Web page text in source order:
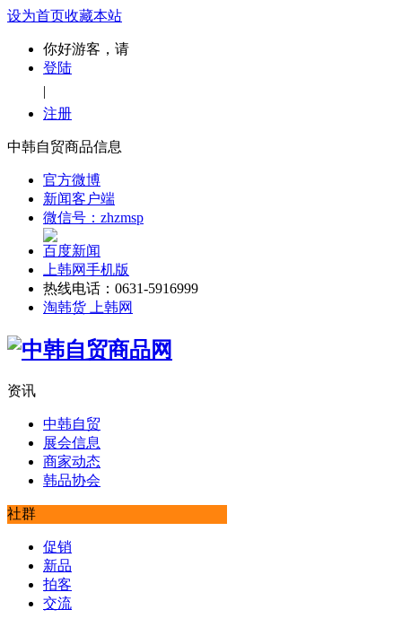
设为首页收藏本站
你好游客，请
登陆
|
注册
中韩自贸商品信息
官方微博
新闻客户端
微信号：zhzmsp
百度新闻
上韩网手机版
热线电话：0631-5916999
淘韩货 上韩网
资讯
中韩自贸
展会信息
商家动态
韩品协会
社群
促销
新品
拍客
交流